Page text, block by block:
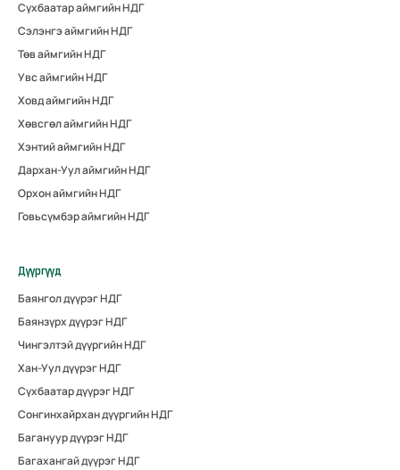
Сүхбаатар аймгийн НДГ
Сэлэнгэ аймгийн НДГ
Төв аймгийн НДГ
Увс аймгийн НДГ
Ховд аймгийн НДГ
Хөвсгөл аймгийн НДГ
Хэнтий аймгийн НДГ
Дархан-Уул аймгийн НДГ
Орхон аймгийн НДГ
Говьсүмбэр аймгийн НДГ
Дүүргүүд
Баянгол дүүрэг НДГ
Баянзүрх дүүрэг НДГ
Чингэлтэй дүүргийн НДГ
Хан-Уул дүүрэг НДГ
Сүхбаатар дүүрэг НДГ
Сонгинхайрхан дүүргийн НДГ
Багануур дүүрэг НДГ
Багахангай дүүрэг НДГ